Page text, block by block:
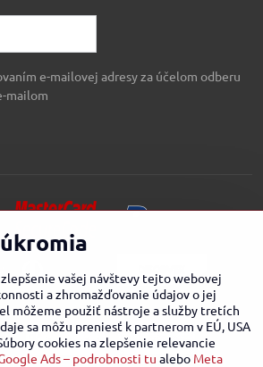
e-mailovej adresy za účelom odberu
mailom
vašej návštevy tejto webovej
a zhromažďovanie údajov o jej
môžeme použiť nástroje a služby tretích
sa môžu preniesť k partnerom v EÚ, USA
cookies na zlepšenie relevancie
Ads – podrobnosti tu alebo Meta